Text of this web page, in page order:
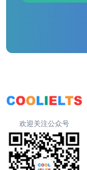
欢迎关注公众号